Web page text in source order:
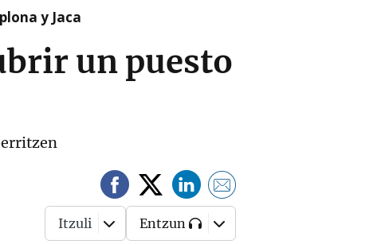
y Jaca
un puesto
Itzuli Entzun